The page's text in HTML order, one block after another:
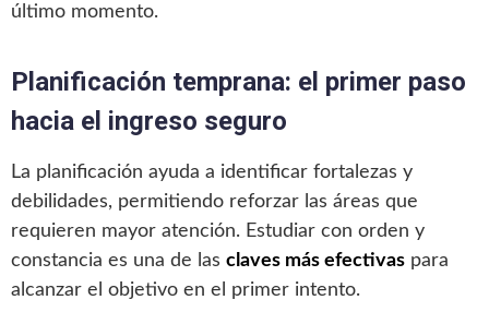
último momento.
Planificación temprana: el primer paso
hacia el ingreso seguro
La planificación ayuda a identificar fortalezas y
debilidades, permitiendo reforzar las áreas que
requieren mayor atención. Estudiar con orden y
constancia es una de las claves más efectivas para
alcanzar el objetivo en el primer intento.